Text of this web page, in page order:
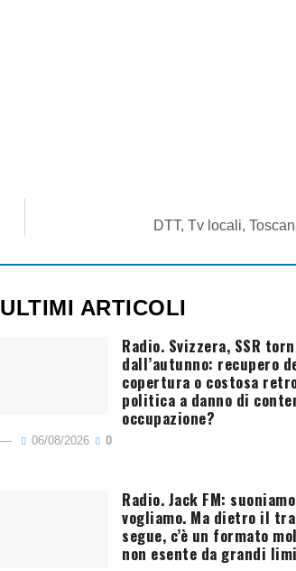
DTT, Tv locali,
ULTIMI ARTICOLI
Radio. Svizzera, SSR
dall’autunno: recupero
copertura o costosa
politica a danno di
occupazione?
06/08/2026 0
Radio. Jack FM:
vogliamo. Ma dietro il
segue, c’è un formato
non esente da grandi